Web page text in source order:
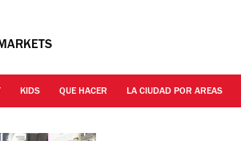
KIDS QUE HACER LA CIUDAD POR AREAS